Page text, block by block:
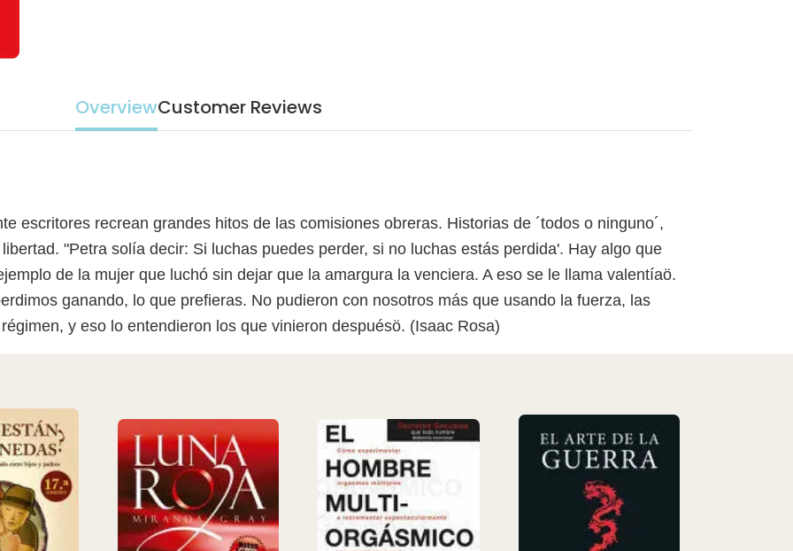
OverviewCustomer Reviews
escritores recrean grandes hitos de las comisiones obreras. Historias de ´todos o ninguno´,
"Petra solía decir: Si luchas puedes perder, si no luchas estás perdida'. Hay algo que
de la mujer que luchó sin dejar que la amargura la venciera. A eso se le llama valentíaö.
ganando, lo que prefieras. No pudieron con nosotros más que usando la fuerza, las
y eso lo entendieron los que vinieron despuésö. (Isaac Rosa)